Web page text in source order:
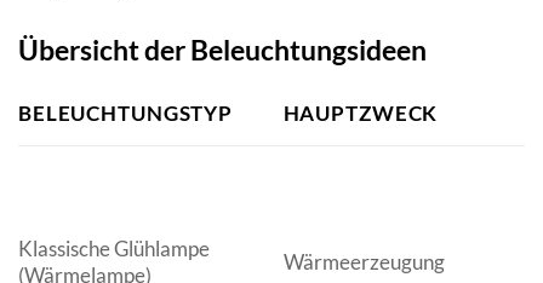
Übersicht der Beleuchtungsideen
BELEUCHTUNGSTYP HAUPTZWECK
Klassische Glühlampe
(Wärmelampe)
Wärmeerzeugung